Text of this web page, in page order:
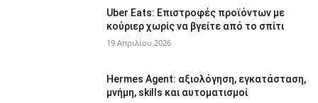
Uber Eats: Επιστροφές προϊόντων με
κούριερ χωρίς να βγείτε από το σπίτι
19 Απριλίου 2026
Hermes Agent: αξιολόγηση, εγκατάσταση,
μνήμη, skills και αυτοματισμοί